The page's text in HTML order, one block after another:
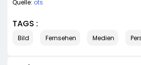
Quelle: ots
TAGS :
Bild Fernsehen Medien